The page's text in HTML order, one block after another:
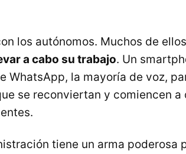
los autónomos. Muchos de ellos
a cabo su trabajo. Un
WhatsApp, la mayoría de voz,
se reconviertan y comiencen
tiene un arma poderosa